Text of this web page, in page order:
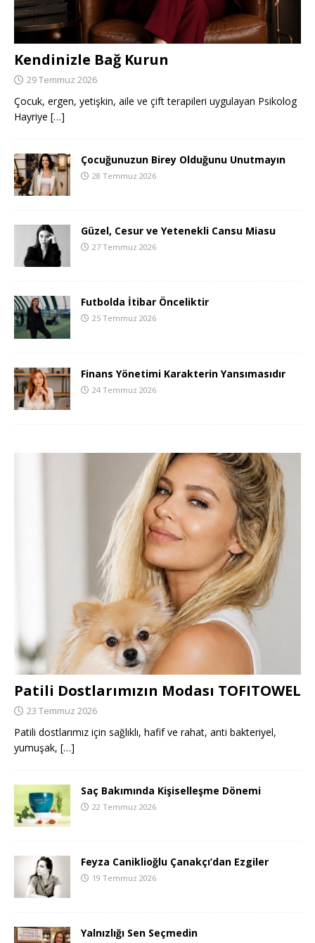
Kendinizle Bağ Kurun
29 Temmuz 2026
Çocuk, ergen, yetişkin, aile ve çift terapileri uygulayan Psikolog
Hayriye […]
Çocuğunuzun Birey Olduğunu Unutmayın
28 Temmuz 2026
Güzel, Cesur ve Yetenekli Cansu Miasu
27 Temmuz 2026
Futbolda İtibar Önceliktir
25 Temmuz 2026
Finans Yönetimi Karakterin Yansımasıdır
24 Temmuz 2026
Patili Dostlarımızın Modası TOFITOWEL
23 Temmuz 2026
Patili dostlarımız için sağlıklı, hafif ve rahat, anti bakteriyel,
yumuşak, […]
Saç Bakımında Kişiselleşme Dönemi
22 Temmuz 2026
Feyza Caniklioğlu Çanakçı’dan Ezgiler
19 Temmuz 2026
Yalnızlığı Sen Seçmedin